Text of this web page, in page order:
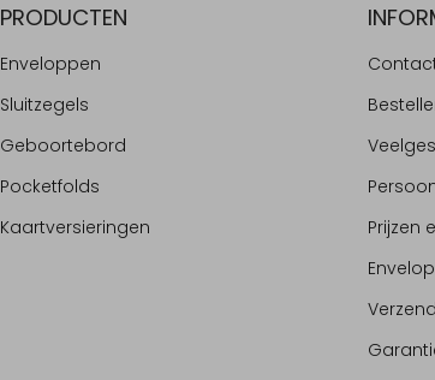
PRODUCTEN
Enveloppen
Sluitzegels
Geboortebord
Pocketfolds
Kaartversieringen
Prijzen